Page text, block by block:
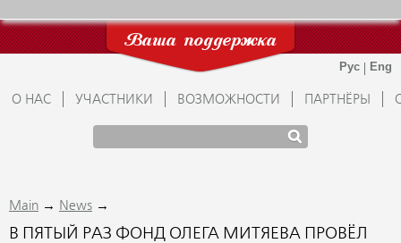
Ваша поддержка
О НАС УЧАСТНИКИ ВОЗМОЖНОСТИ ПАРТНЁРЫ
Main → News →
В ПЯТЫЙ РАЗ ФОНД ОЛЕГА МИТЯЕВА ПРОВЁЛ